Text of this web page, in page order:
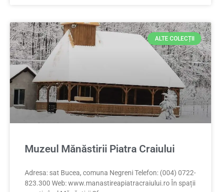
ALTE COLECȚII
Muzeul Mănăstirii Piatra Craiului
Adresa: sat Bucea, comuna Negreni Telefon: (004) 0722-
823.300 Web: www.manastireapiatracraiului.ro În spații